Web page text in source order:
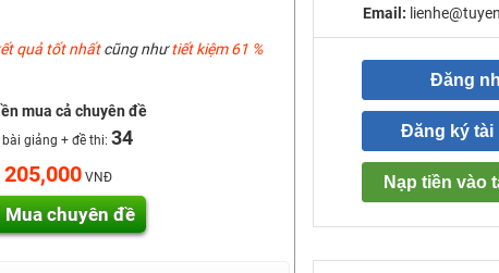
quả tốt nhấtcũng nhưtiết kiệm 61 %
mua cả chuyên đề
bài giảng + đề thi: 34
205,000 VNĐ
Mua chuyên đề
Email:
Đăng
Đăng ký tài
Nạp tiền vào